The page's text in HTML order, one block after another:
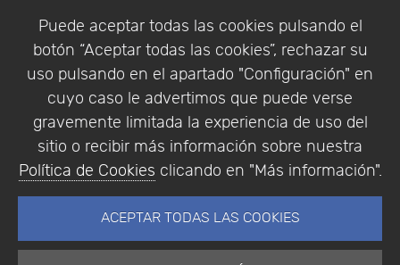
Puede aceptar todas las cookies pulsando el
botón “Aceptar todas las cookies”, rechazar su
uso pulsando en el apartado "Configuración" en
cuyo caso le advertimos que puede verse
gravemente limitada la experiencia de uso del
sitio o recibir más información sobre nuestra
Política de Cookies clicando en "Más información".
ACEPTAR TODAS LAS COOKIES
Empresa|Aviso Legal| Política de Privacidad |
Política de Cookies
© Copyright 1994 - 2026. Addlink Software
Científico, S.L.
Portugal.